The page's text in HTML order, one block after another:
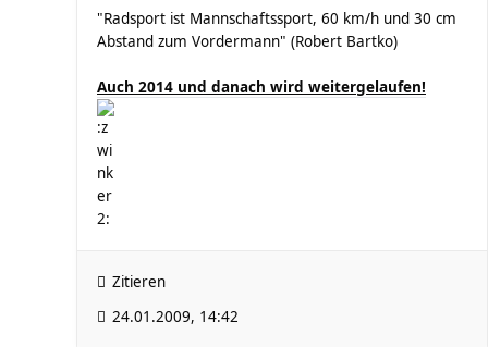
"Radsport ist Mannschaftssport, 60 km/h und 30 cm
Abstand zum Vordermann" (Robert Bartko)
Auch 2014 und danach wird weitergelaufen!
Zitieren
24.01.2009, 14:42